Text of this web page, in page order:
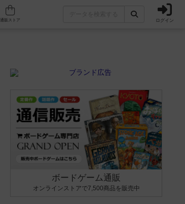
人気ボードゲーム ログイン
ボードゲーム通販
オンラインストアで7,500商品を販売中